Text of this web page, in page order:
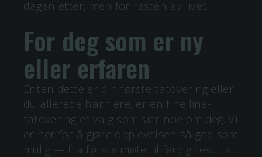
dagen etter, men for resten av livet.
For deg som er ny
eller erfaren
Enten dette er din første tatovering eller
du allerede har flere, er en fine line-
tatovering et valg som sier noe om deg. Vi
er her for å gjøre opplevelsen så god som
mulig — fra første møte til ferdig resultat.